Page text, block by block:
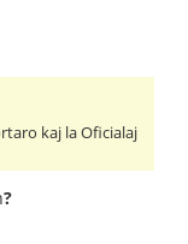
kaj la Oficialaj
?